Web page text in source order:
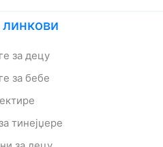
за децу
за бебе
тинејџере